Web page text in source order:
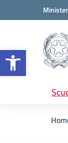
Apri la
Vai ai contenuti
Vai al menu di